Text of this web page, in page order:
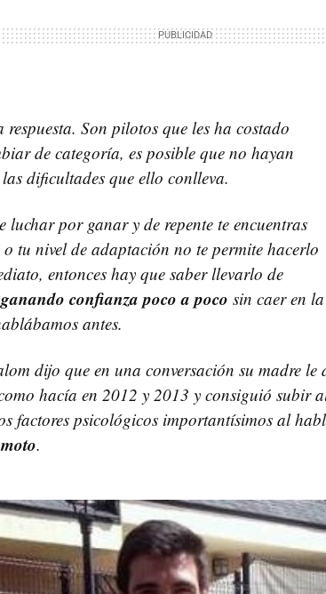
Son pilotos que les ha costado
de categoría, es posible que no hayan
dificultades que ello conlleva.
luchar por ganar y de repente te encuentras
tu nivel de adaptación no te permite hacerlo
entonces hay que saber llevarlo de
ganando confianza poco a poco sin caer en la
antes.
dijo que en una conversación su madre
hacía en 2012 y 2013 y consiguió subir
factores psicológicos importantísimos al
.